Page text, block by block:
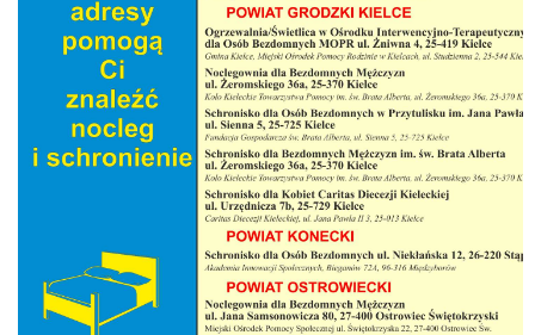
Zamówienia publiczne
Pomoc Społeczna
Formy pomocy
Działania i projekty
Ochrona danych osobowych